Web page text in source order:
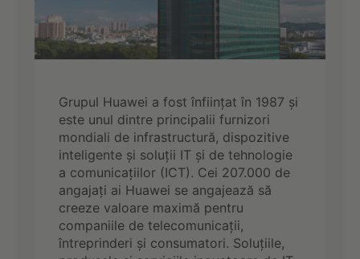
Grupul Huawei a fost înființat în 1987 și
este unul dintre principalii furnizori
mondiali de infrastructură, dispozitive
inteligente și soluții IT și de tehnologie
a comunicațiilor (ICT). Cei 207.000 de
angajați ai Huawei se angajează să
creeze valoare maximă pentru
companiile de telecomunicații,
întreprinderi și consumatori. Soluțiile,